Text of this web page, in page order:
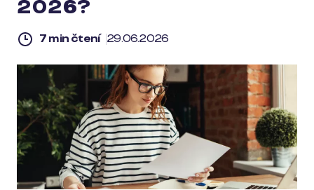
2026?
7 min čtení 29.06.2026